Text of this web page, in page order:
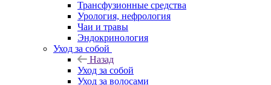
Трансфузионные средства
Урология, нефрология
Чаи и травы
Эндокринология
Уход за собой
Назад
Уход за собой
Уход за волосами